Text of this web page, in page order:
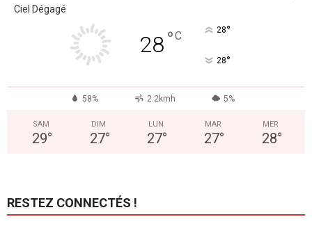
Ciel Dégagé
28°C 28°
28°
58% 2.2kmh 5%
SAM
29°
DIM
27°
LUN
27°
MAR
27°
MER
28°
RESTEZ CONNECTÉS !